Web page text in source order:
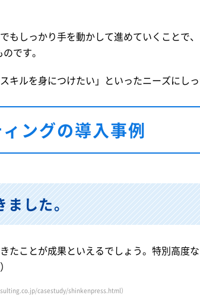
もしっかり手を動かして進めていくことで
です。
キルを身につけたい」といったニーズにし
ングの導入事例
ました。
たことが成果といえるでしょう。特別高度
casestudy/shinkenpress.html）